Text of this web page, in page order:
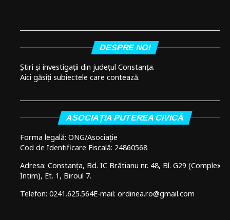
DESPRE NOI
Știri și investigații din județul Constanța.
Aici găsiți subiectele care contează.
ASOCIAȚIA PUTEREA CIVICĂ
Forma legală: ONG/Asociație
Cod de Identificare Fiscală: 24860568
Adresa: Constanța, Bd. IC Brătianu nr. 48, Bl. G29 (Complex
Intim), Et. 1, Biroul 7.
Telefon: 0241.625.564E-mail: ordinea.ro@gmail.com